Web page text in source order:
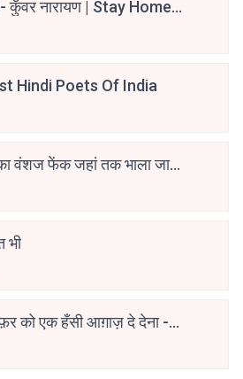
कुँवर नारायण | Stay Home
Hindi Poets Of India
का वंशज फेंक जहां तक भाला जाए:
भी
को एक हँसी आग़ाज़ दे देना -